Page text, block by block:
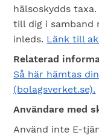
hälsoskydds
till dig i samband
inleds. Länk till
Relaterad
Så här hämtas
(bolagsverket.se).
Användare med
Använd inte E-